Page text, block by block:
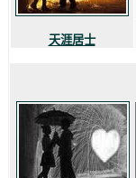
天涯居士